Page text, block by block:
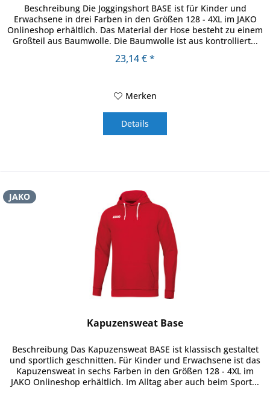
Beschreibung Die Joggingshort BASE ist für Kinder und
Erwachsene in drei Farben in den Größen 128 - 4XL im JAKO
Onlineshop erhältlich. Das Material der Hose besteht zu einem
Großteil aus Baumwolle. Die Baumwolle ist aus kontrolliert...
23,14 € *
Merken
Details
JAKO
Kapuzensweat Base
Beschreibung Das Kapuzensweat BASE ist klassisch gestaltet
und sportlich geschnitten. Für Kinder und Erwachsene ist das
Kapuzensweat in sechs Farben in den Größen 128 - 4XL im
JAKO Onlineshop erhältlich. Im Alltag aber auch beim Sport...